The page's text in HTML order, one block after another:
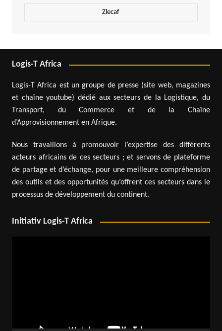
Zlecaf
Logis-T Africa
Logis-T Africa est un groupe de presse (site web, magazines
et chaîne youtube) dédié aux secteurs de la Logistique, du
Transport, du Commerce et de la Chaîne
d’Approvisionnement en Afrique.
Nous travaillons à promouvoir l’expertise des différents
acteurs africains de ces secteurs ; et servons de plateforme
de partage et d’échange, pour une meilleure compréhension
des outils et des opportunités qu’offrent ces secteurs dans le
processus de développement du continent.
Initiativ Logis-T Africa